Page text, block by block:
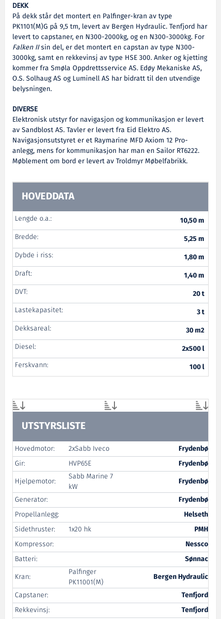
DEKK
På dekk står det montert en Palfinger-kran av type
PK1101(M)G på 9,5 tm, levert av Bergen Hydraulic. Tenfjord har
levert to capstaner, en N300-2000kg, og en N300-3000kg. For
Falken IIsin del, er det montert en capstan av type N300-
3000kg, samt en rekkevinsj av type HSE 300. Anker og kjetting
kommer fra Smøla Oppdrettsservice AS. Edøy Mekaniske AS,
O.S. Solhaug AS og Luminell AS har bidratt til den utvendige
belysningen.
DIVERSE
Elektronisk utstyr for navigasjon og kommunikasjon er levert
av Sandblost AS. Tavler er levert fra Eid Elektro AS.
Navigasjonsutstyret er et Raymarine MFD Axiom 12 Pro-
anlegg, mens for kommunikasjon har man en Sailor RT6222.
Møblement om bord er levert av Troldmyr Møbelfabrikk.
HOVEDDATA
Lengde o.a.:
10,50 m
Bredde:
5,25 m
Dybde i riss:
1,80 m
Draft:
1,40 m
DVT:
20 t
Lastekapasitet:
3 t
Dekksareal:
30 m2
Diesel:
2x500 l
Ferskvann:
100 l
UTSTYRSLISTE
Hovedmotor: 2xSabb Iveco
Frydenbø
Gir:
HVP65E
Frydenbø
Hjelpemotor:
Sabb Marine 7
kW
Frydenbø
Generator:
Frydenbø
Propellanlegg:
Helseth
Sidethruster:
1x20 hk
PMH
Kompressor:
Nessco
Batteri:
Sønnac
Kran:
Palfinger
PK11001(M)
Bergen Hydraulic
Capstaner:
Tenfjord
Rekkevinsj:
Tenfjord